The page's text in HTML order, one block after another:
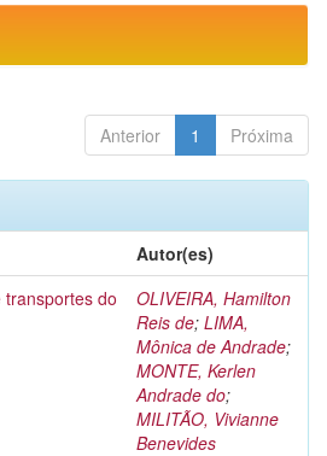
Anterior 1 Próxima
Autor(es)
do
OLIVEIRA, Hamilton
Reis de; LIMA,
Mônica de Andrade;
MONTE, Kerlen
Andrade do;
MILITÃO, Vivianne
Benevides